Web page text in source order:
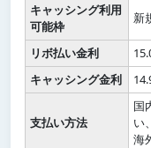
キャッシング利用
可能枠
新
リボ払い金利
キャッシング金利
支払い方法
国
い
海